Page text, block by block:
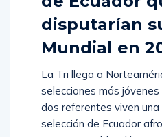
disputarían
Mundial en
La Tri llega a
selecciones más
dos referentes viven
selección de Ecuador